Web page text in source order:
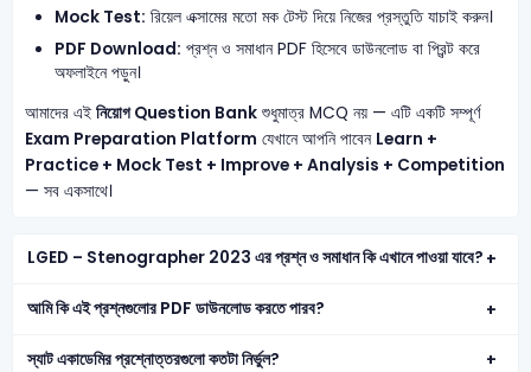
Mock Test: রিয়েল এক্সামের মতো মক টেস্ট দিয়ে নিজের প্রস্তুতি যাচাই করুন।
PDF Download: প্রশ্ন ও সমাধান PDF হিসেবে ডাউনলোড বা প্রিন্ট করে
অফলাইনে পড়ুন।
আমাদের এই নিয়োগ Question Bankশুধুমাত্র MCQ নয় — এটি একটি সম্পূর্ণ
Exam Preparation Platform যেখানে আপনি পাবেন Learn +
Practice + Mock Test + Improve + Analysis + Competition
— সব একসাথে।
LGED – Stenographer 2023 এর প্রশ্ন ও সমাধান কি এখানে পাওয়া যাবে?
আমি কি এই প্রশ্নগুলোর PDF ডাউনলোড করতে পারব?
স্যাট একাডেমির প্রশ্নোত্তরগুলো কতটা নির্ভুল?